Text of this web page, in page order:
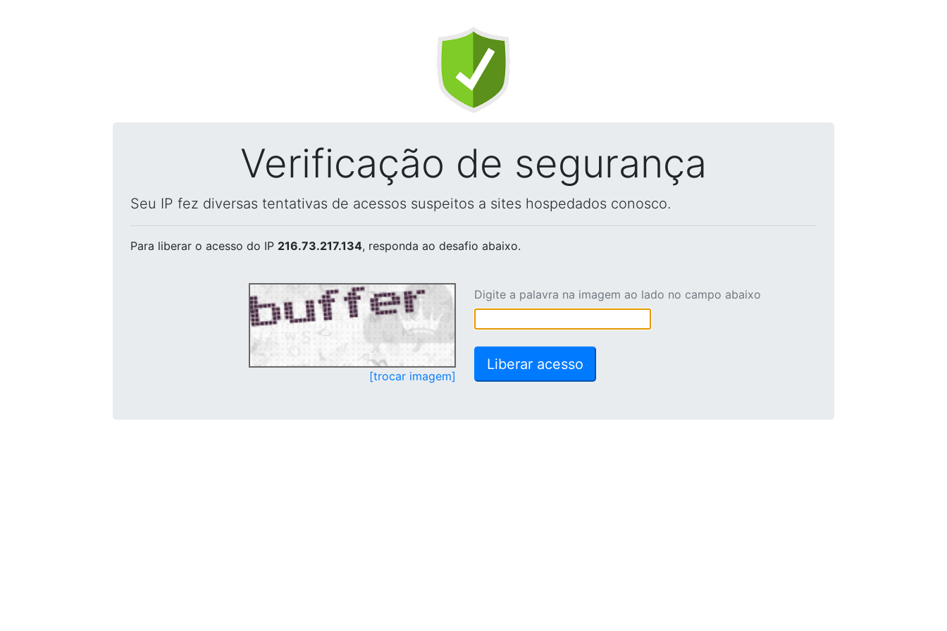
Verificação de segurança
Seu IP fez diversas tentativas de acessos suspeitos a sites hospedados conosco.
Para liberar o acesso do IP 216.73.217.134, responda ao desafio abaixo.
[trocar imagem]
Digite a palavra na imagem ao lado no campo abaixo